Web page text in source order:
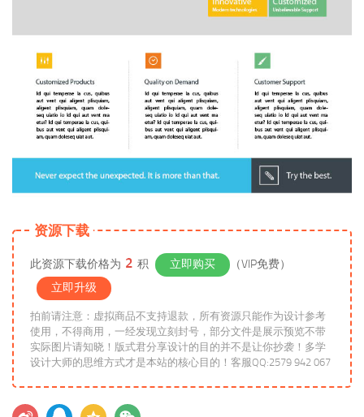
资源下载
此资源下载价格为 2 积 立即购买
（VIP免费）
立即升级
拍前请注意：虚拟商品不支持退款，所有资源只能作为设计参考
使用，不得商用，一经发现立刻封号，部分文件是展示预览不带
实际图片请知晓！版式君分享设计的目的并不是让你抄袭！多学
设计大师的思维方式才是本站的核心目的！客服QQ:2579 942 067